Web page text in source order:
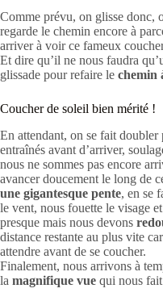
Comme prévu, on glisse donc,
regarde le chemin encore à
arriver à voir ce fameux
Et dire qu’il ne nous faudra
glissade pour refaire le chemin
Coucher de soleil bien mérité !
En attendant, on se fait
entraînés avant d’arriver,
nous ne sommes pas encore
avancer doucement le long de
une gigantesque pente, en se
le vent, nous fouette le visage
presque mais nous devons
distance restante au plus vite
attendre avant de se coucher.
Finalement, nous arrivons à
la magnifique vue qui nous